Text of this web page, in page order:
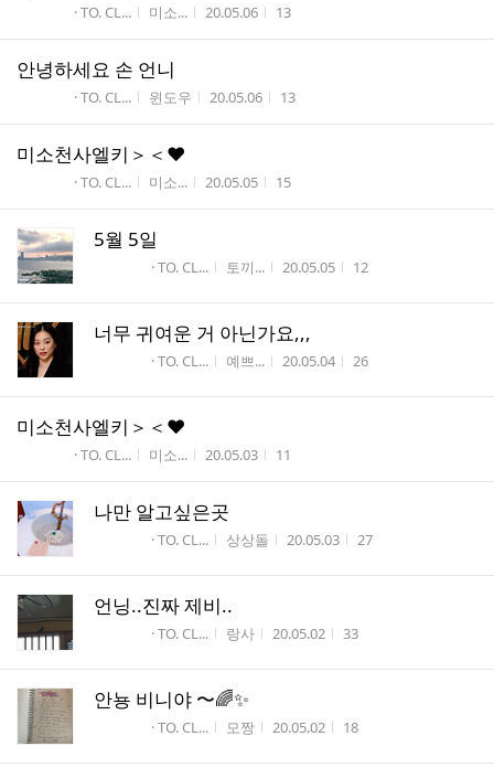
· TO. CL... 작성자
미소... 작성시간
20.05.06 조회수
13
안녕하세요 손 언니
· TO. CL... 작성자
윈도우 작성시간
20.05.06 조회수
13
미소천사엘키＞＜♥
· TO. CL... 작성자
미소... 작성시간
20.05.05 조회수
15
5월 5일
· TO. CL... 작성자
토끼... 작성시간
20.05.05 조회수
12
너무 귀여운 거 아닌가요,,,
· TO. CL... 작성자
예쁘... 작성시간
20.05.04 조회수
26
미소천사엘키＞＜♥
· TO. CL... 작성자
미소... 작성시간
20.05.03 조회수
11
나만 알고싶은곳
· TO. CL... 작성자
상상돌 작성시간
20.05.03 조회수
27
언닝..진짜 제비..
· TO. CL... 작성자
랑사 작성시간
20.05.02 조회수
33
안뇽 비니야 〜🌈✨
· TO. CL... 작성자
모짱 작성시간
20.05.02 조회수
18